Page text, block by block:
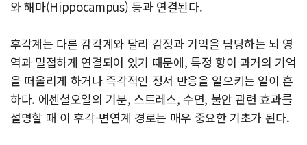
와 해마(Hippocampus) 등과 연결된다.
후각계는 다른 감각계와 달리 감정과 기억을 담당하는 뇌 영
역과 밀접하게 연결되어 있기 때문에, 특정 향이 과거의 기억
을 떠올리게 하거나 즉각적인 정서 반응을 일으키는 일이 흔
하다. 에센셜오일의 기분, 스트레스, 수면, 불안 관련 효과를
설명할 때 이 후각-변연계 경로는 매우 중요한 기초가 된다.